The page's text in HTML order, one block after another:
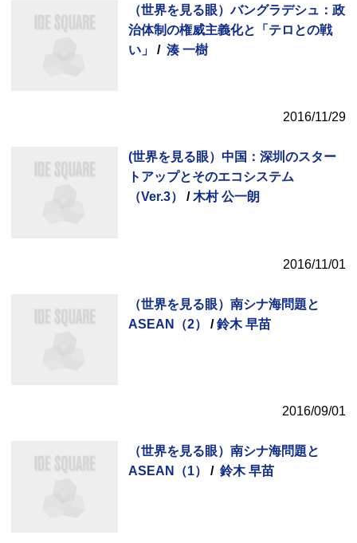
（世界を見る眼）バングラデシュ：政
治体制の権威主義化と「テロとの戦
い」
/ 湊 一樹
2016/11/29
(世界を見る眼）中国：深圳のスター
トアップとそのエコシステム
（Ver.3）
/木村 公一朗
2016/11/01
（世界を見る眼）南シナ海問題と
ASEAN（2）
/鈴木 早苗
2016/09/01
（世界を見る眼）南シナ海問題と
ASEAN（1）
/ 鈴木 早苗